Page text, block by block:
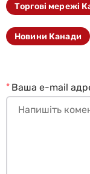
Торгові мережі
Новини Канади
Ваша e-mail
*